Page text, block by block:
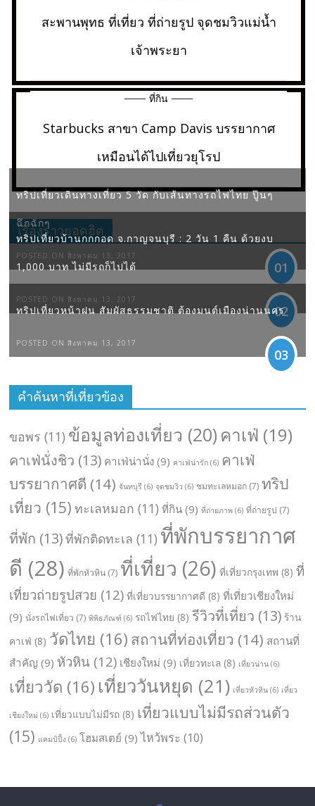
สะพานพุทธ ที่เที่ยว ที่ถ่ายรูป จุดชมวิวแม่น้ำ
เจ้าพระยา
ที่กิน
Starbucks สาขา Camp Davis บรรยากาศ
เหมือนได้ไปเที่ยวยุโรป
เรื่องราวยอดฮิต
ทริปเที่ยวเดินทางเที่ยว 5 วัด กับเส้นทางรถไฟไทย ปู๊นๆ
ฉึกฉักๆ
POSTED ON สิงหาคม 13, 2017
01
ทริปเที่ยวบ้านกกกอด จ.กาญจนบุรี : 2 วัน 1 คืน ด้วยงบ
1,000 บาท ไม่มีรถก็ไปได้
POSTED ON สิงหาคม 13, 2017
02
ทริปเที่ยวหน้าฝน สัมผัสธรรมชาติ ต้องมนต์เมืองน่านนคร
POSTED ON สิงหาคม 13, 2017
03
คำค้นหาที่เที่ยวข้อง
ขอพร (11) ข้อมูลท่องเที่ยว (20) คาเฟ่ (19)
คาเฟ่นั่งชิว (13) คาเฟ่น่านั่ง (9) คาเฟ่น่ารัก (6) คาเฟ่
บรรยากาศดี (14) จันทบุรี (6) จุดชมวิว (6) ชมทะเลหมอก (7) ทริป
เที่ยว (15) ทะเลหมอก (11) ที่กิน (9) ที่ถ่ายภาพ (6) ที่ถ่ายรูป (7)
ที่พัก (13)ที่พักติดทะเล (11) ที่พักบรรยากาศ
ดี (28) ที่พักหัวหิน (7) ที่เที่ยว (26) ที่เที่ยวกรุงเทพ (8) ที่
เที่ยวถ่ายรูปสวย (12) ที่เที่ยวบรรยากาศดี (8) ที่เที่ยวเชียงใหม่
(9) นั่งรถไฟเที่ยว (7) พิพิธภัณฑ์ (6) รถไฟไทย (8) รีวิวที่เที่ยว (13) ร้าน
คาเฟ่ (8) วัดไทย (16) สถานที่ท่องเที่ยว (14) สถานที่
สำคัญ (9) หัวหิน (12) เชียงใหม่ (9) เที่ยวทะเล (8) เที่ยวน่าน (6)
เที่ยววัด (16) เที่ยววันหยุด (21) เที่ยวหัวหิน (6) เที่ยว
เชียงใหม่ (6) เที่ยวแบบไม่มีรถ (8) เที่ยวแบบไม่มีรถส่วนตัว
(15) แคมป์ปิ้ง (6) โฮมสเตย์ (9) ไหว้พระ (10)